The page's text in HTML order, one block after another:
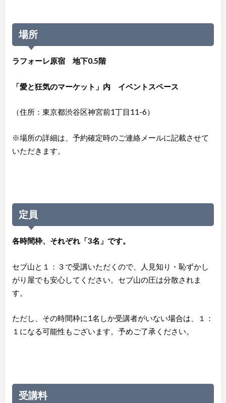
場所
ラフォーレ原宿 地下0.5階
「愛と狂気のマーケット」内 イベントスペース
（住所：東京都渋谷区神宮前1丁目11-6）
※場所の詳細は、予約確定時のご連絡メールに記載させて
いただきます。
定員
各時間枠、それぞれ「3名」です。
セブ山と１：３で受講いただくので、人見知り・恥ずかし
がり屋でも安心してください。セブ山の圧は分散されま
す。
ただし、その時間枠に1名しか受講者がいない場合は、１：
１になる可能性もございます。予めご了承ください。
受講料